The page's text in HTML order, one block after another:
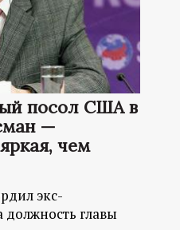
посол США в
—
чем
экс-
должность главы